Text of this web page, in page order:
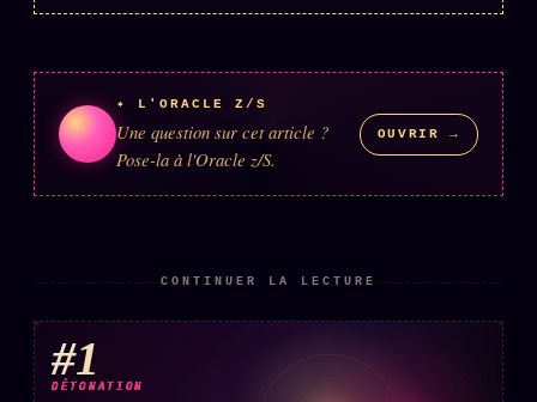
✦ L'ORACLE Z/S
Une question sur cet article ?
Pose-la à l'Oracle z/S.
OUVRIR →
CONTINUER LA LECTURE
#1
DÉTONATION